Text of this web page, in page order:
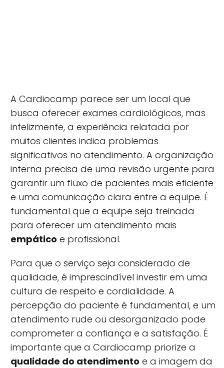
A Cardiocamp parece ser um local que
busca oferecer exames cardiológicos, mas
infelizmente, a experiência relatada por
muitos clientes indica problemas
significativos no atendimento. A organização
interna precisa de uma revisão urgente para
garantir um fluxo de pacientes mais eficiente
e uma comunicação clara entre a equipe. É
fundamental que a equipe seja treinada
para oferecer um atendimento mais
empático e profissional.
Para que o serviço seja considerado de
qualidade, é imprescindível investir em uma
cultura de respeito e cordialidade. A
percepção do paciente é fundamental, e um
atendimento rude ou desorganizado pode
comprometer a confiança e a satisfação. É
importante que a Cardiocamp priorize a
qualidade do atendimento e a imagem da